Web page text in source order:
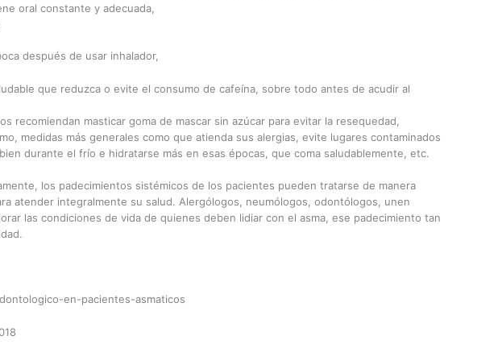
oral constante y adecuada,
después de usar inhalador,
que reduzca o evite el consumo de cafeína, sobre todo antes de acudir al
recomiendan masticar goma de mascar sin azúcar para evitar la resequedad,
medidas más generales como que atienda sus alergias, evite lugares contaminados
durante el frío e hidratarse más en esas épocas, que coma saludablemente, etc.
los padecimientos sistémicos de los pacientes pueden tratarse de manera
atender integralmente su salud. Alergólogos, neumólogos, odontólogos, unen
las condiciones de vida de quienes deben lidiar con el asma, ese padecimiento tan
en-pacientes-asmaticos